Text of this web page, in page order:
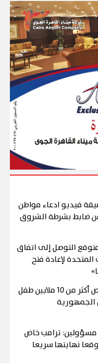
فيديو ادعاء مواطن
من ضابط بشرطة الشروق
التوصل إلى اتفاق
المتحدة لإعادة فتح
«الصحة» تعلن فحص أكثر من 10 ملايين طفل
مسؤولين: ترامب خاض
نهايتها سريعا